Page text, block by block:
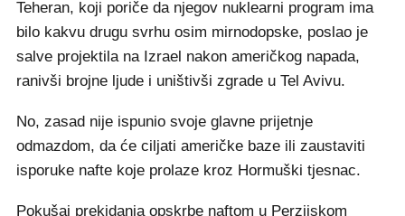
Teheran, koji poriče da njegov nuklearni program ima
bilo kakvu drugu svrhu osim mirnodopske, poslao je
salve projektila na Izrael nakon američkog napada,
ranivši brojne ljude i uništivši zgrade u Tel Avivu.
No, zasad nije ispunio svoje glavne prijetnje
odmazdom, da će ciljati američke baze ili zaustaviti
isporuke nafte koje prolaze kroz Hormuški tjesnac.
Pokušaj prekidanja opskrbe naftom u Perzijskom